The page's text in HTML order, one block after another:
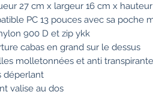
27 cm x largeur 16 cm x hauteur
PC 13 pouces avec sa poche
900 D et zip ykk
cabas en grand sur le dessus
molletonnées et anti
déperlant
valise au dos